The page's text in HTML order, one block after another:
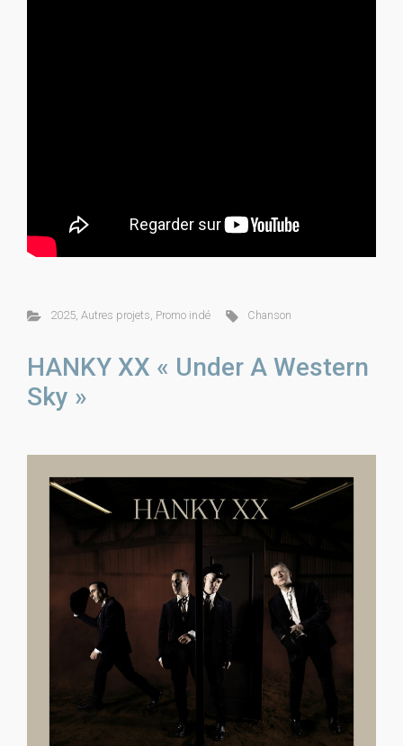
2025, Autres projets, Promo indé Chanson
HANKY XX « Under A Western
Sky »